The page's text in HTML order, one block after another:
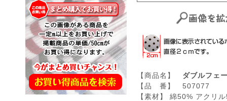
【商品名】 ダブルフェ
【品 番】 507077
【素材】 綿50% アクリ